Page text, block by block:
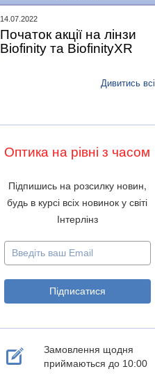
14.07.2022
Початок акції на лінзи
Biofinity та BiofinityXR
Дивитись всі
Оптика на рівні з часом
Підпишись на розсилку новин,
будь в курсі всіх новинок у світі
Інтерлінз
Замовлення щодня
приймаються до 10:00